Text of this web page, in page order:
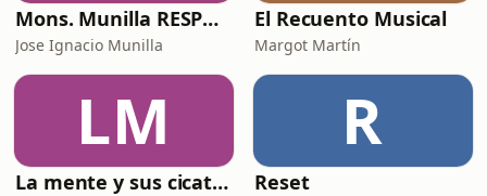
Mons. Munilla RESPONDE
Jose Ignacio Munilla
El Recuento Musical
Margot Martín
LM
La mente y sus cicatrices
R
Reset